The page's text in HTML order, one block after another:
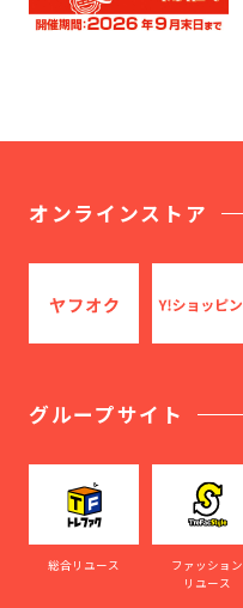
オンラインストア
グループサイト
総合リユース
ファッション
リユース